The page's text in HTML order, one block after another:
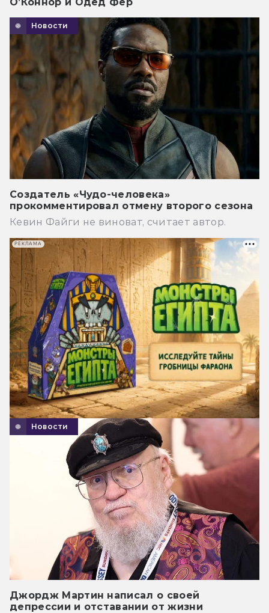
Новости
Создатель «Чудо-человека»
прокомментировал отмену второго сезона
Кевин Файги не виноват, считает автор.
Новости
Джордж Мартин написал о своей
депрессии и отставании от жизни
РЕКЛАМА